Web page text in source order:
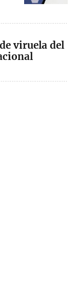
viruela del